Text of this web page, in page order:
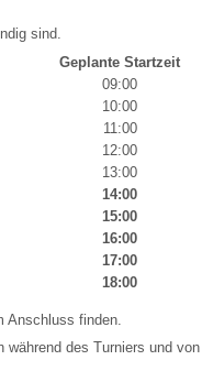
sind.
Geplante Startzeit
09:00
10:00
11:00
12:00
13:00
14:00
15:00
16:00
17:00
18:00
Anschluss finden.
des Turniers und